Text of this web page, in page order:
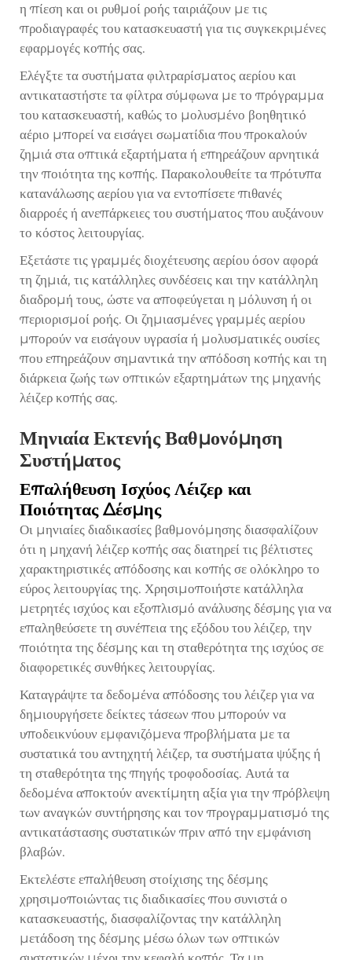
η πίεση και οι ρυθμοί ροής ταιριάζουν με τις
προδιαγραφές του κατασκευαστή για τις συγκεκριμένες
εφαρμογές κοπής σας.
Ελέγξτε τα συστήματα φιλτραρίσματος αερίου και
αντικαταστήστε τα φίλτρα σύμφωνα με το πρόγραμμα
του κατασκευαστή, καθώς το μολυσμένο βοηθητικό
αέριο μπορεί να εισάγει σωματίδια που προκαλούν
ζημιά στα οπτικά εξαρτήματα ή επηρεάζουν αρνητικά
την ποιότητα της κοπής. Παρακολουθείτε τα πρότυπα
κατανάλωσης αερίου για να εντοπίσετε πιθανές
διαρροές ή ανεπάρκειες του συστήματος που αυξάνουν
το κόστος λειτουργίας.
Εξετάστε τις γραμμές διοχέτευσης αερίου όσον αφορά
τη ζημιά, τις κατάλληλες συνδέσεις και την κατάλληλη
διαδρομή τους, ώστε να αποφεύγεται η μόλυνση ή οι
περιορισμοί ροής. Οι ζημιασμένες γραμμές αερίου
μπορούν να εισάγουν υγρασία ή μολυσματικές ουσίες
που επηρεάζουν σημαντικά την απόδοση κοπής και τη
διάρκεια ζωής των οπτικών εξαρτημάτων της μηχανής
λέιζερ κοπής σας.
Μηνιαία Εκτενής Βαθμονόμηση
Συστήματος
Επαλήθευση Ισχύος Λέιζερ και
Ποιότητας Δέσμης
Οι μηνιαίες διαδικασίες βαθμονόμησης διασφαλίζουν
ότι η μηχανή λέιζερ κοπής σας διατηρεί τις βέλτιστες
χαρακτηριστικές απόδοσης και κοπής σε ολόκληρο το
εύρος λειτουργίας της. Χρησιμοποιήστε κατάλληλα
μετρητές ισχύος και εξοπλισμό ανάλυσης δέσμης για να
επαληθεύσετε τη συνέπεια της εξόδου του λέιζερ, την
ποιότητα της δέσμης και τη σταθερότητα της ισχύος σε
διαφορετικές συνθήκες λειτουργίας.
Καταγράψτε τα δεδομένα απόδοσης του λέιζερ για να
δημιουργήσετε δείκτες τάσεων που μπορούν να
υποδεικνύουν εμφανιζόμενα προβλήματα με τα
συστατικά του αντηχητή λέιζερ, τα συστήματα ψύξης ή
τη σταθερότητα της πηγής τροφοδοσίας. Αυτά τα
δεδομένα αποκτούν ανεκτίμητη αξία για την πρόβλεψη
των αναγκών συντήρησης και τον προγραμματισμό της
αντικατάστασης συστατικών πριν από την εμφάνιση
βλαβών.
Εκτελέστε επαλήθευση στοίχισης της δέσμης
χρησιμοποιώντας τις διαδικασίες που συνιστά ο
κατασκευαστής, διασφαλίζοντας την κατάλληλη
μετάδοση της δέσμης μέσω όλων των οπτικών